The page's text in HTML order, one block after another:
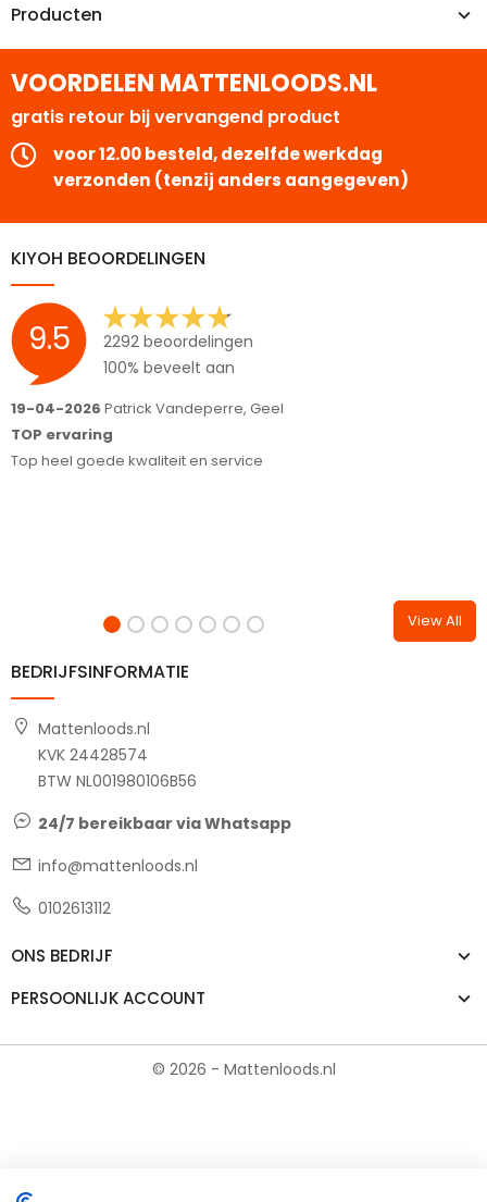
Producten
VOORDELEN MATTENLOODS.NL
gratis retour bij vervangend product
voor 12.00 besteld, dezelfde werkdag
verzonden (tenzij anders aangegeven)
KIYOH BEOORDELINGEN
9.5
2292 beoordelingen
100% beveelt aan
19-04-2026 Patrick Vandeperre, Geel
TOP ervaring
Top heel goede kwaliteit en service
View All
BEDRIJFSINFORMATIE
Mattenloods.nl
KVK 24428574
BTW NL001980106B56
24/7 bereikbaar via Whatsapp
info@mattenloods.nl
0102613112
ONS BEDRIJF
PERSOONLIJK ACCOUNT
© 2026 - Mattenloods.nl